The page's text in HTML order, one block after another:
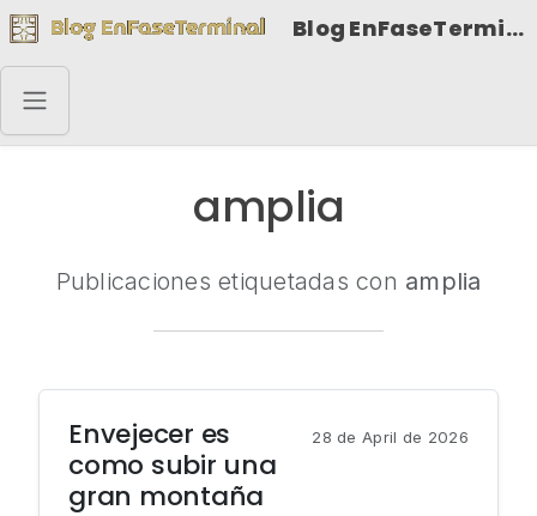
Blog EnFaseTerminal
amplia
Publicaciones etiquetadas con amplia
Envejecer es
como subir una
gran montaña
28 de April de 2026